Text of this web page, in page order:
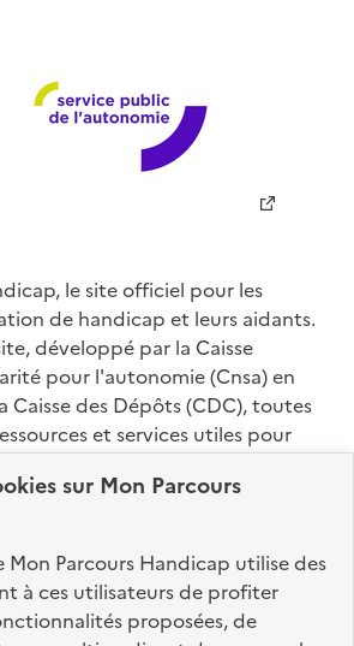
sur Mon Parcours
Mon Parcours Handicap utilise des
à ces utilisateurs de profiter
proposées, de
le site officiel pour les
de handicap et leurs aidants.
développé par la Caisse
pour l'autonomie (Cnsa) en
Caisse des Dépôts (CDC), toutes
et services utiles pour
effectuer vos démarches,
public.fr legifrance.gouv.fr